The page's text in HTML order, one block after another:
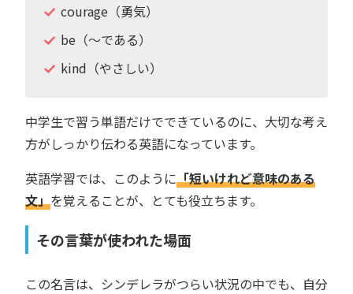
courage（勇気）
be（〜である）
kind（やさしい）
中学生で習う単語だけでできているのに、大切な考え
方がしっかり伝わる英語になっています。
英語学習では、このように「短いけれど意味のある
文」を覚えることが、とても役立ちます。
その言葉が使われた場面
この名言は、シンデレラがつらい状況の中でも、自分